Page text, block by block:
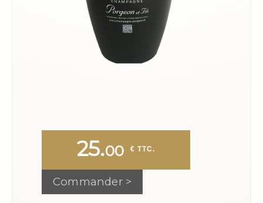
25.00  € TTC.
Commander >